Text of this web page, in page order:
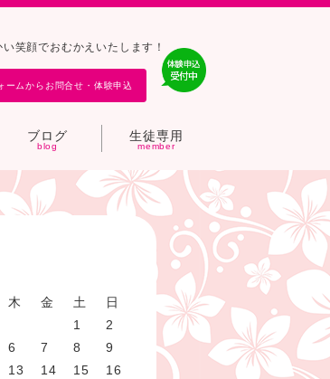
笑顔でおむかえいたします！
ームからお問合せ・体験申込
ブログ 生徒専用
木 金 土
日
1
2
6 7 8
9
13 14 15
16